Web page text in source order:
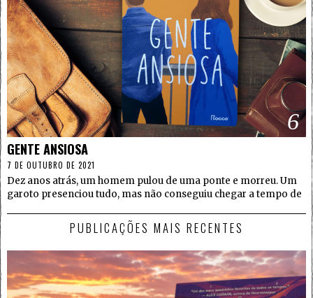
6
GENTE ANSIOSA
7 DE OUTUBRO DE 2021
Dez anos atrás, um homem pulou de uma ponte e morreu. Um
garoto presenciou tudo, mas não conseguiu chegar a tempo de
PUBLICAÇÕES MAIS RECENTES